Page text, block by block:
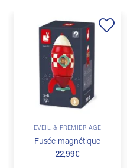
ÉVEIL & PREMIER ÂGE
Fusée magnétique
22,99€